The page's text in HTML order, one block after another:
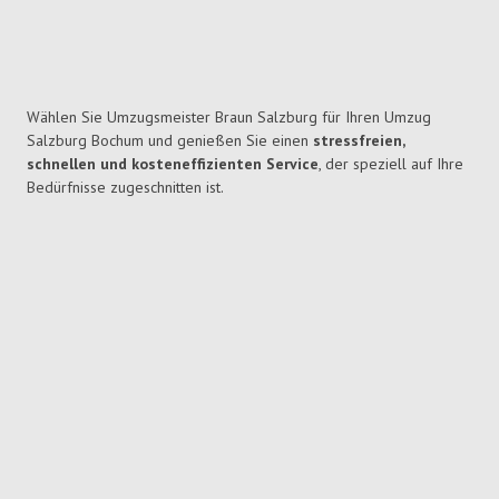
Wählen Sie Umzugsmeister Braun Salzburg für Ihren Umzug
Salzburg Bochum und genießen Sie einen stressfreien,
schnellen und kosteneffizienten Service, der speziell auf Ihre
Bedürfnisse zugeschnitten ist.